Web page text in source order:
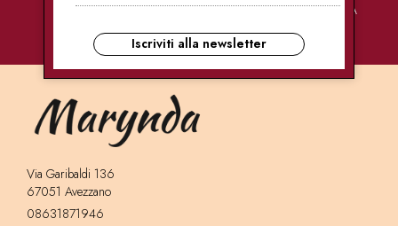
PAGAMENTI
CONSEGNE
ULTRA RAPIDE
ASSISTENZA
Via Garibaldi 136
67051 Avezzano
08631871946
Iscriviti alla newsletter